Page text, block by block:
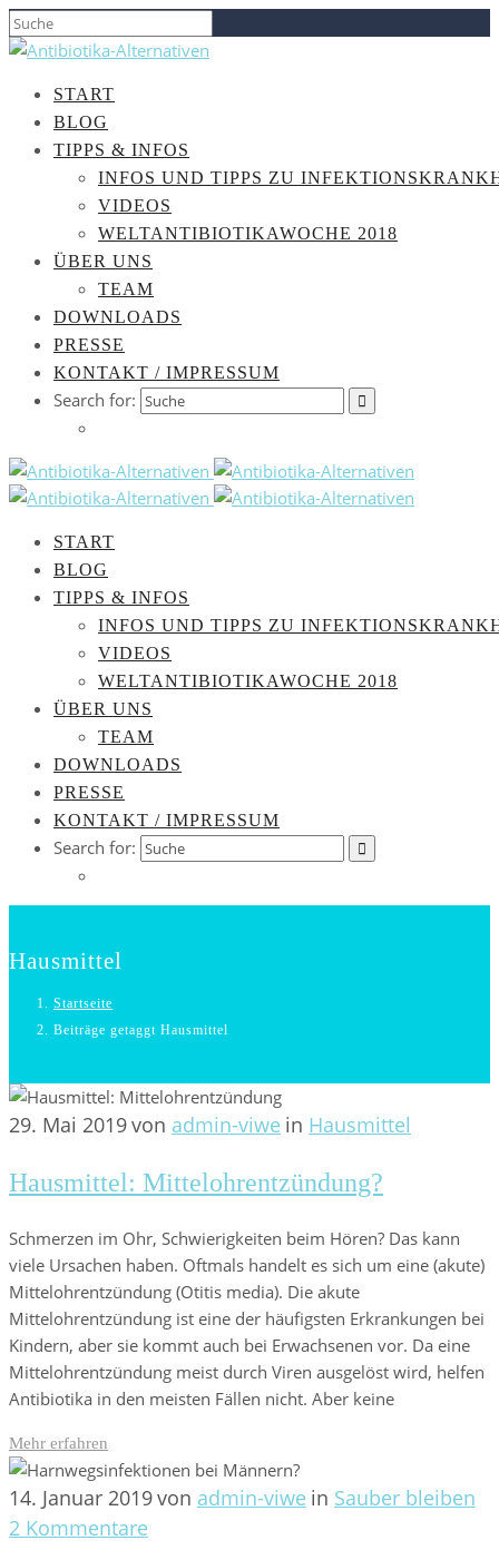
START
BLOG
TIPPS & INFOS
INFOS UND TIPPS ZU
VIDEOS
WELTANTIBIOTIKAWOCHE 2018
ÜBER UNS
TEAM
DOWNLOADS
PRESSE
KONTAKT / IMPRESSUM
Search for:
START
BLOG
TIPPS & INFOS
INFOS UND TIPPS ZU
VIDEOS
WELTANTIBIOTIKAWOCHE 2018
ÜBER UNS
TEAM
DOWNLOADS
PRESSE
KONTAKT / IMPRESSUM
Search for:
Hausmittel
Startseite
Beiträge getaggt Hausmittel
29. Mai 2019von admin-viwe in Hausmittel
Hausmittel: Mittelohrentzündung?
Schmerzen im Ohr, Schwierigkeiten beim Hören? Das kann
viele Ursachen haben. Oftmals handelt es sich um eine (akute)
Mittelohrentzündung (Otitis media). Die akute
Mittelohrentzündung ist eine der häufigsten Erkrankungen bei
Kindern, aber sie kommt auch bei Erwachsenen vor. Da eine
Mittelohrentzündung meist durch Viren ausgelöst wird, helfen
Antibiotika in den meisten Fällen nicht. Aber keine
Mehr erfahren
14. Januar 2019von admin-viwe in Sauber bleiben
2 Kommentare